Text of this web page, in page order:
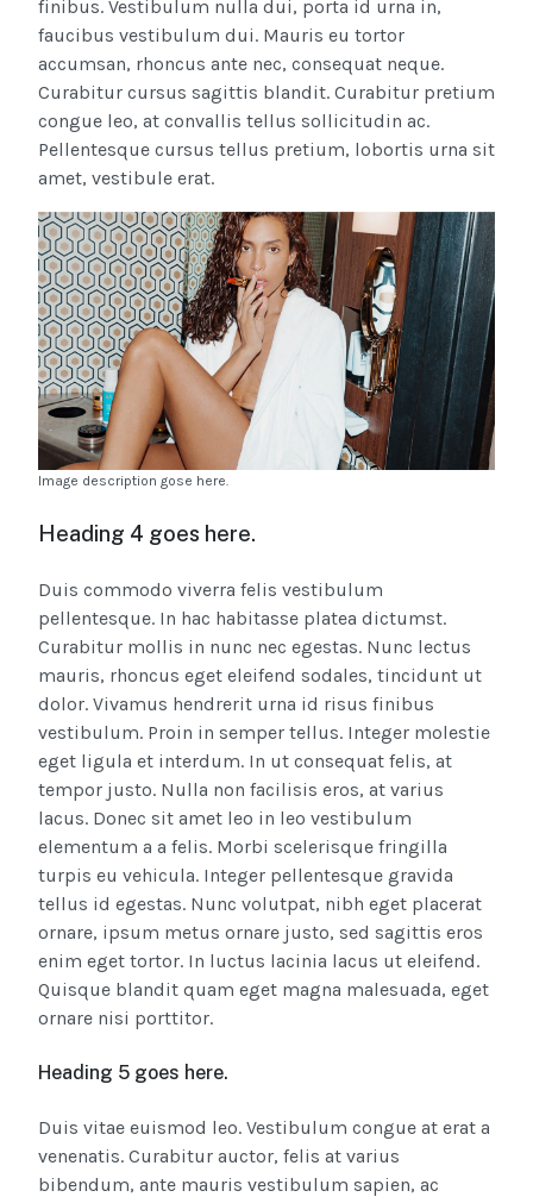
finibus. Vestibulum nulla dui, porta id urna in,
faucibus vestibulum dui. Mauris eu tortor
accumsan, rhoncus ante nec, consequat neque.
Curabitur cursus sagittis blandit. Curabitur pretium
congue leo, at convallis tellus sollicitudin ac.
Pellentesque cursus tellus pretium, lobortis urna sit
amet, vestibule erat.
Image description gose here.
Heading 4 goes here.
Duis commodo viverra felis vestibulum
pellentesque. In hac habitasse platea dictumst.
Curabitur mollis in nunc nec egestas. Nunc lectus
mauris, rhoncus eget eleifend sodales, tincidunt ut
dolor. Vivamus hendrerit urna id risus finibus
vestibulum. Proin in semper tellus. Integer molestie
eget ligula et interdum. In ut consequat felis, at
tempor justo. Nulla non facilisis eros, at varius
lacus. Donec sit amet leo in leo vestibulum
elementum a a felis. Morbi scelerisque fringilla
turpis eu vehicula. Integer pellentesque gravida
tellus id egestas. Nunc volutpat, nibh eget placerat
ornare, ipsum metus ornare justo, sed sagittis eros
enim eget tortor. In luctus lacinia lacus ut eleifend.
Quisque blandit quam eget magna malesuada, eget
ornare nisi porttitor.
Heading 5 goes here.
Duis vitae euismod leo. Vestibulum congue at erat a
venenatis. Curabitur auctor, felis at varius
bibendum, ante mauris vestibulum sapien, ac